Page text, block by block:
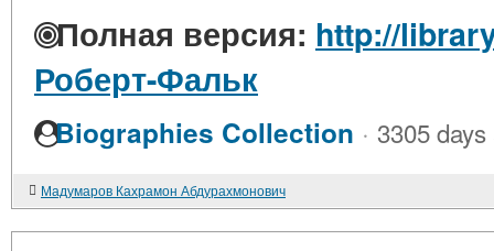
Полная версия: http://
Роберт-Фальк
Biographies Collection · 3305 days
Мадумаров Кахрамон Абдурахмонович